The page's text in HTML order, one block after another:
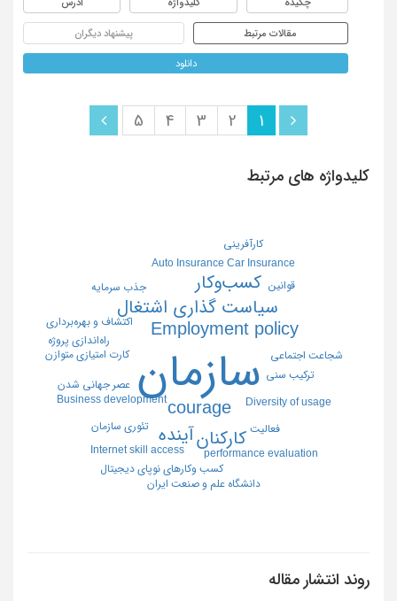
مقالات مرتبط پیشنهاد دیگران
دانلود
1
2
3
4
5
کلیدواژه های مرتبط
سازمان
courage
Employment policy
سیاست گذاری اشتغال
آیندهکارکنان
کسب‌وکار
Auto Insurance Car Insurance
Business development Diversity of usage
Internet skill access performance evaluation
تئوری سازمان
ترکیب سنی
شجاعت اجتماعی کارت امتیازی متوازن
کسب وکارهای نوپای دیجیتال
اکتشاف و بهره‌برداری
جذب سرمایه
دانشگاه علم و صنعت ایران
راه‌اندازی پروژه
عصر جهانی شدن
فعالیت
قوانین
کارآفرینی
روند انتشار مقاله